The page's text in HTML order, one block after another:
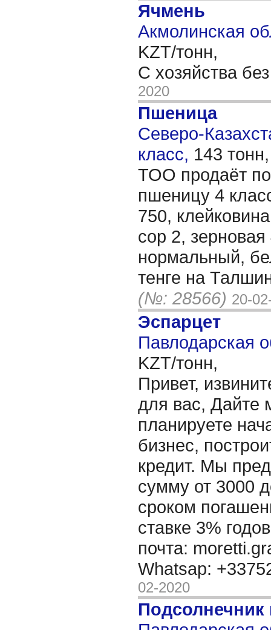
Ячмень
Акмолинская
KZT/тонн,
С хозяйства
2020
Пшеница
Северо-
класс, 143
ТОО продаёт
пшеницу 4
750,
сор 2,
нормальный,
тенге на
(№: 28566) 20-
Эспарцет
Павлодарская
KZT/тонн,
Привет,
для вас, Дайте
планируете
бизнес,
кредит. Мы
сумму от 3000
сроком
ставке 3%
почта:
Whatsap:
02-2020
Подсолнечник